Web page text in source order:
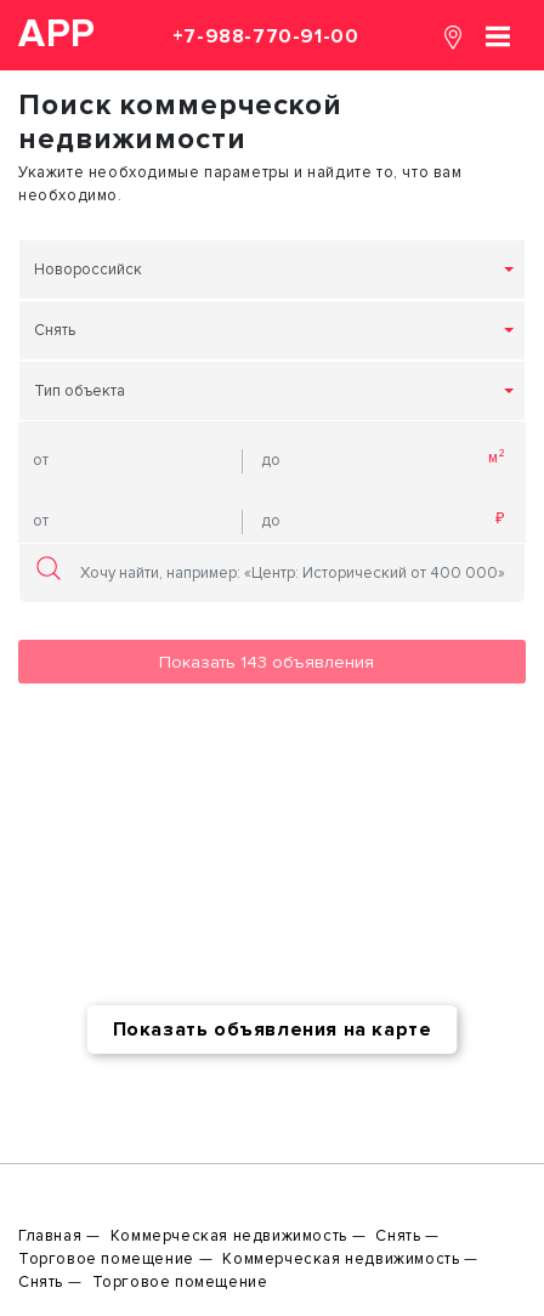
АРР +7-988-770-91-00
Поиск коммерческой
недвижимости
Укажите необходимые параметры и найдите то, что вам
необходимо.
Новороссийск
Снять
Тип объекта
Показать 143 объявления
Показать объявления на карте
Главная Коммерческая недвижимость
Снять
Торговое помещение
Коммерческая недвижимость
Снять
Торговое помещение